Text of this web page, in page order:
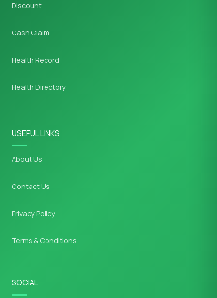
Discount
Cash Claim
Health Record
Health Directory
USEFUL LINKS
About Us
Contact Us
Privacy Policy
Terms & Conditions
SOCIAL